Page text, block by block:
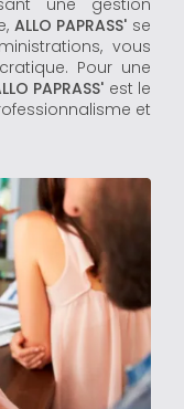
ALLO PAPRASS' se
vous
Pour une
PAPRASS' est le
et